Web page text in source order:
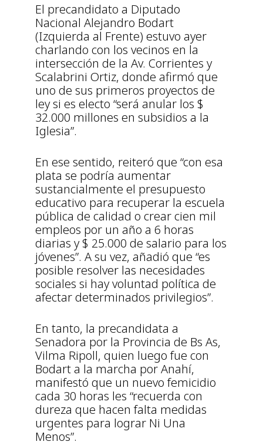
El precandidato a Diputado
Nacional Alejandro Bodart
(Izquierda al Frente) estuvo ayer
charlando con los vecinos en la
intersección de la Av. Corrientes y
Scalabrini Ortiz, donde afirmó que
uno de sus primeros proyectos de
ley si es electo “será anular los $
32.000 millones en subsidios a la
Iglesia”.
En ese sentido, reiteró que “con esa
plata se podría aumentar
sustancialmente el presupuesto
educativo para recuperar la escuela
pública de calidad o crear cien mil
empleos por un año a 6 horas
diarias y $ 25.000 de salario para los
jóvenes”. A su vez, añadió que “es
posible resolver las necesidades
sociales si hay voluntad política de
afectar determinados privilegios”.
En tanto, la precandidata a
Senadora por la Provincia de Bs As,
Vilma Ripoll, quien luego fue con
Bodart a la marcha por Anahí,
manifestó que un nuevo femicidio
cada 30 horas les “recuerda con
dureza que hacen falta medidas
urgentes para lograr Ni Una
Menos”.